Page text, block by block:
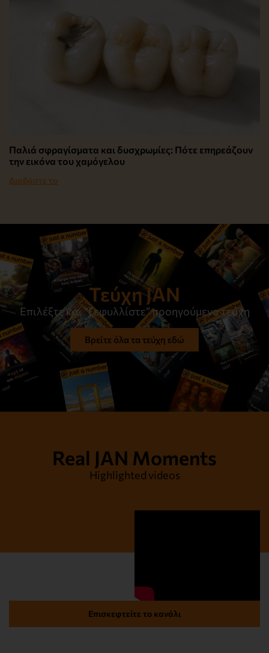
Παλιά σφραγίσματα και δυσχρωμίες: Πότε επηρεάζουν
την εικόνα του χαμόγελου
Διαβάστε το
Τεύχη JAN
Επιλέξτε και “ξεφυλλίστε” προηγούμενα τεύχη
Βρείτε όλα τα τεύχη εδώ
Real JAN Moments
Highlighted videos
Επισκεφτείτε το κανάλι